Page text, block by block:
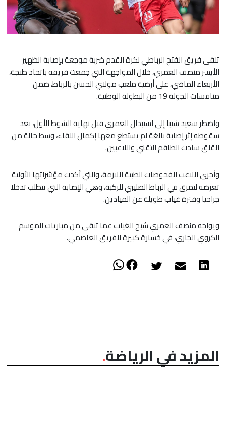
تلقى فريق الفتح الرباطي لكرة القدم ضربة موجعة بإصابة الظهير
الأيسر منصف العمري، خلال المواجهة التي جمعت فريقه باتحاد طنجة،
الأربعاء الماضي، على أرضية ملعب مولاي الحسن بالرباط، ضمن
منافسات الجولة 19 من البطولة الوطنية.
​واضطر سعيد شيبا إلى استبدال العمري قبل نهاية الشوط الأول، بعد
سقوطه إثر إصابة بالغة لم يستطع معها إكمال اللقاء، وسط حالة من
القلق سادت الطاقم التقني واللاعبين.
​وأجرى اللاعب الفحوصات الطبية اللازمة، والتي أكدت مؤشراتها الأولية
تعرضه لتمزق في الرباط الصليبي للركبة، وهي الإصابة التي تتطلب تدخلا
جراحيا وفترة غياب طويلة عن الميادين.
ويواجه منصف العمري شبح الغياب عما تبقى من مباريات الموسم
الكروي الجاري، في خسارة كبيرة للفريق العاصمي.
المزيد في الرياضة